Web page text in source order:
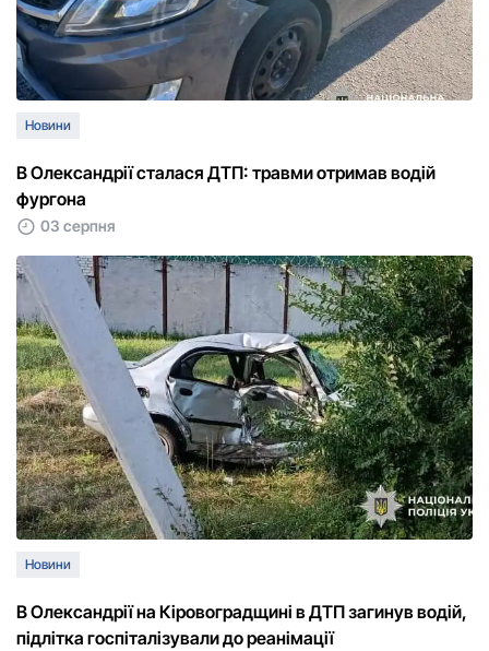
Новини
В Олександрії сталася ДТП: травми отримав водій
фургона
03 серпня
Новини
В Олександрії на Кіровоградщині в ДТП загинув водій,
підлітка госпіталізували до реанімації